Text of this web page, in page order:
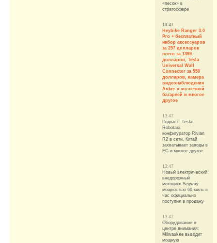
«песок» в
стратосфере
13:47
Heybike Ranger 3.0
Pro + бесплатный
набор аксессуаров
за 257 долларов
всего за 1399
долларов, Tesla
Universal Wall
Connector за 550
долларов, камера
видеонаблюдения
Anker с солнечной
батареей и многое
другое
13:47
Подкаст: Tesla
Robotaxi,
конфигуратор Rivian
R2 в сети, Китай
захватывает заводы в
ЕС и многое другое
13:47
Новый электрический
внедорожный
мотоцикл Segway
мощностью 60 миль в
час официально
поступил в продажу
13:47
Оборудование в
центре внимания:
Milwaukee выводит
мощную